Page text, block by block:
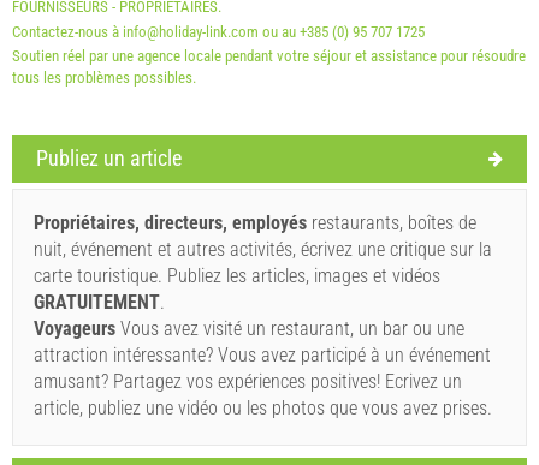
Réservez et attendez la confirmation
Si vous ne souhaitez pas réserver immédiatement et que
vous avez d'autres questions, veuillez les remplir et
cliquer sur "Envoyez une demande".
FOURNISSEURS - PROPRIÉTAIRES.
Contactez-nous à info@holiday-link.com ou au +385 (0) 95 707 1725
Soutien réel par une agence locale pendant votre séjour et assistance pour résoudre
tous les problèmes possibles.
Publiez un article
Propriétaires, directeurs, employés restaurants, boîtes de
nuit, événement et autres activités, écrivez une critique sur la
carte touristique. Publiez les articles, images et vidéos
GRATUITEMENT.
Voyageurs Vous avez visité un restaurant, un bar ou une
attraction intéressante? Vous avez participé à un événement
amusant? Partagez vos expériences positives! Ecrivez un
article, publiez une vidéo ou les photos que vous avez prises.